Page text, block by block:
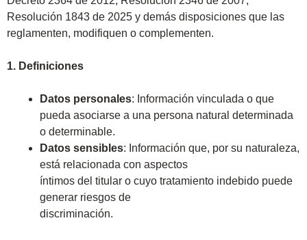
Resolución 1843 de 2025 y demás disposiciones que las
reglamenten, modifiquen o complementen.
1. Definiciones
Datos personales: Información vinculada o que
pueda asociarse a una persona natural determinada
o determinable.
Datos sensibles: Información que, por su naturaleza,
está relacionada con aspectos
íntimos del titular o cuyo tratamiento indebido puede
generar riesgos de
discriminación.